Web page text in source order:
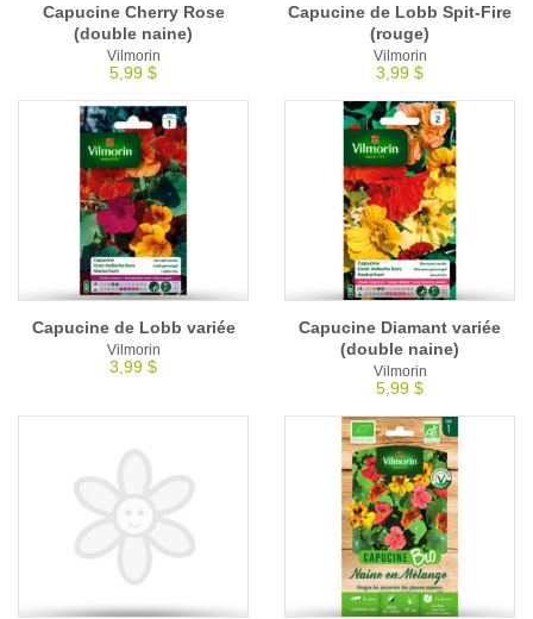
Capucine Cherry Rose
(double naine)
Vilmorin
5,99 $
Capucine de Lobb Spit-Fire
(rouge)
Vilmorin
3,99 $
Capucine de Lobb variée
Vilmorin
3,99 $
Capucine Diamant variée
(double naine)
Vilmorin
5,99 $